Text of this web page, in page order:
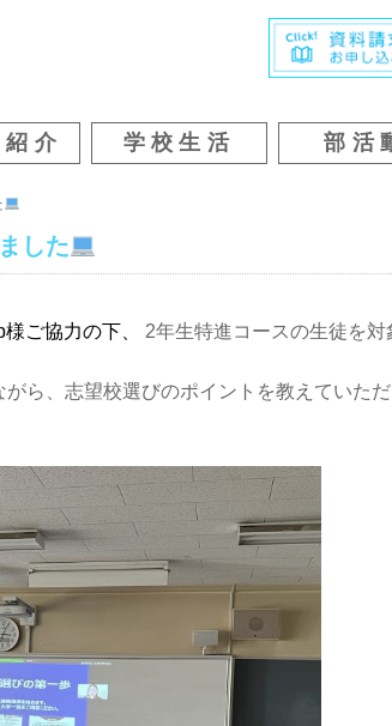
介 学校生活 部活
した
ご協力の下、 2年生特進コースの生徒を対
ら、志望校選びのポイントを教えていただ